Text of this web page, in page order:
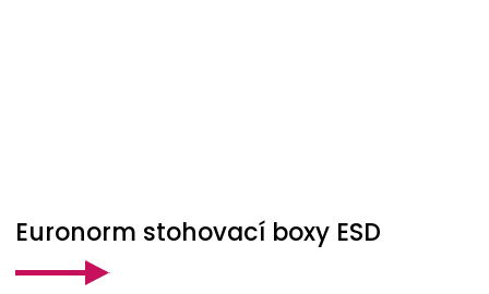
Euronorm stohovací boxy ESD